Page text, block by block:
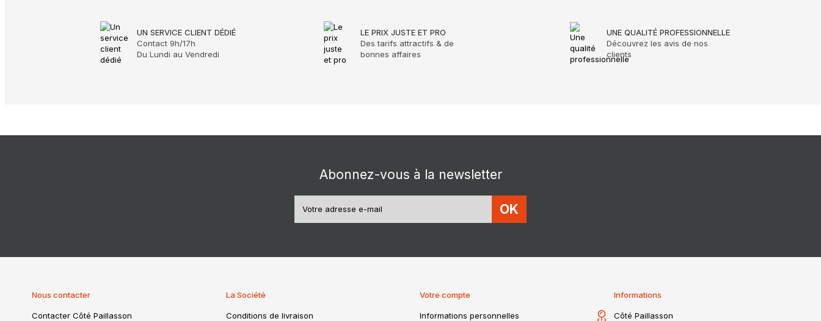
UN SERVICE CLIENT DÉDIÉ
Contact 9h/17h
Du Lundi au Vendredi
LE PRIX JUSTE ET PRO
Des tarifs attractifs & de
bonnes affaires
UNE QUALITÉ PROFESSIONNELLE
Découvrez les avis de nos
clients
Abonnez-vous à la newsletter
OK
Nous contacter
Contacter Côté Paillasson
La Société
Conditions de livraison
Votre compte
Informations personnelles
Informations
Côté Paillasson